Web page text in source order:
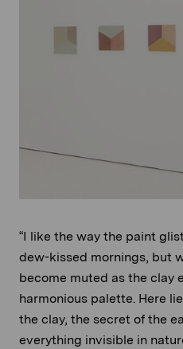
“I like the way the paint
dew-kissed mornings, but
become muted as the clay
harmonious palette. Here
the clay, the secret of the
everything invisible in